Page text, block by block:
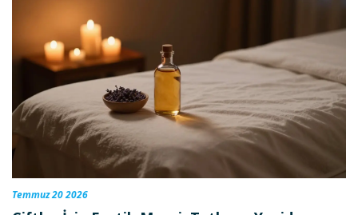
Temmuz 20 2026